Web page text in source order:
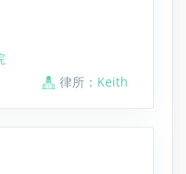
律所： Keith